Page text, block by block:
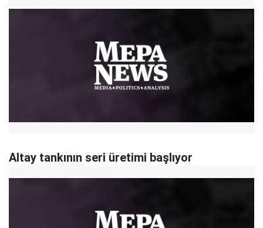
Altay tankının seri üretimi başlıyor